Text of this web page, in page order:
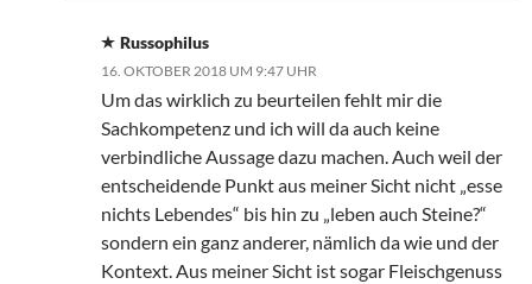
Russophilus
16. OKTOBER 2018 UM 9:47 UHR
Um das wirklich zu beurteilen fehlt mir die
Sachkompetenz und ich will da auch keine
verbindliche Aussage dazu machen. Auch weil der
entscheidende Punkt aus meiner Sicht nicht „esse
nichts Lebendes“ bis hin zu „leben auch Steine?“
sondern ein ganz anderer, nämlich da wie und der
Kontext. Aus meiner Sicht ist sogar Fleischgenuss